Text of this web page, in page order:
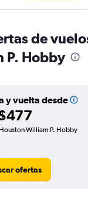
de
P. Hobby
y vuelta desde
William P. Hobby
ofertas